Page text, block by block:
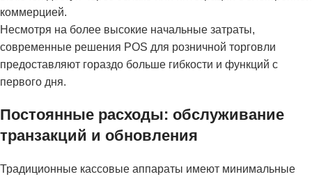
коммерцией.
Несмотря на более высокие начальные затраты,
современные решения POS для розничной торговли
предоставляют гораздо больше гибкости и функций с
первого дня.
Постоянные расходы: обслуживание
транзакций и обновления
Традиционные кассовые аппараты имеют минимальные